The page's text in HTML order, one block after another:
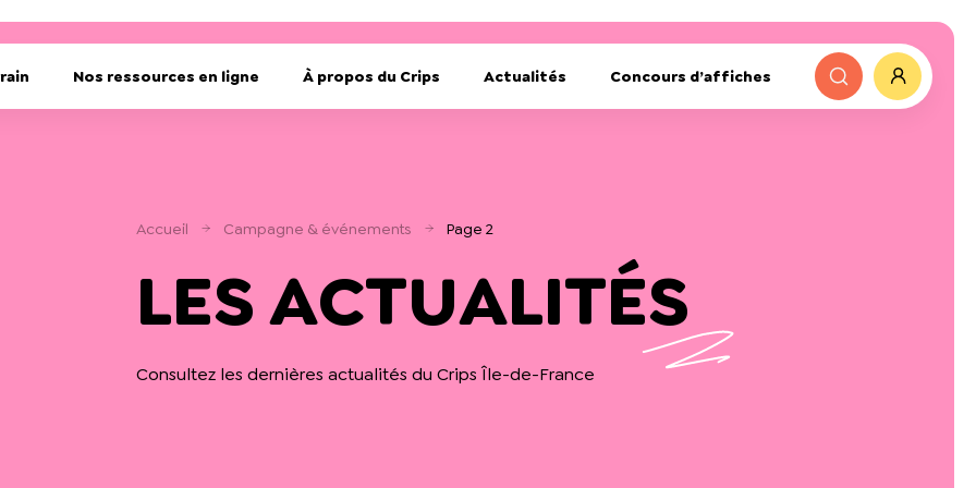
Nos ressources en ligne À propos du Crips Actualités Concours d’affiches
Accueil Campagne & événements Page 2
LES ACTUALITÉS
Consultez les dernières actualités du Crips Île-de-France